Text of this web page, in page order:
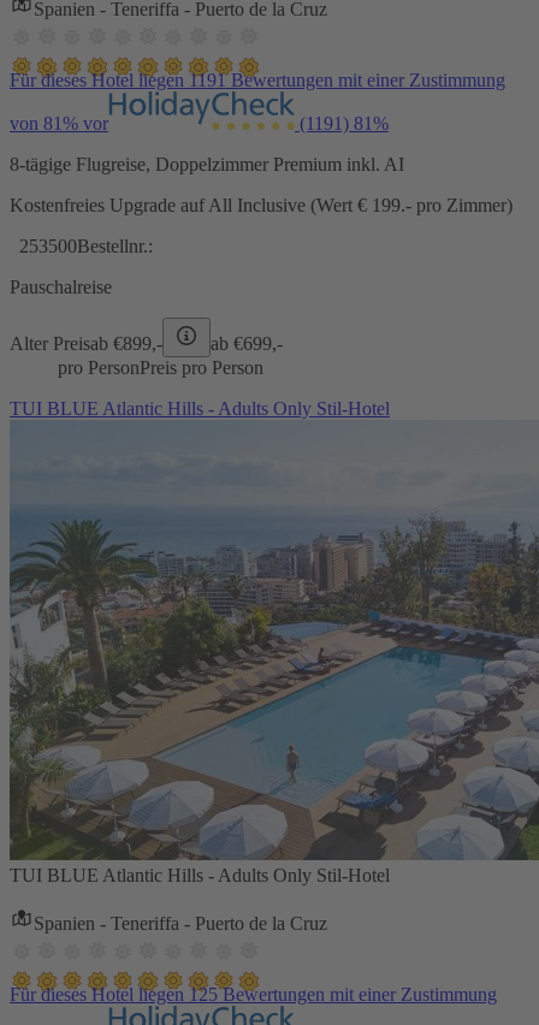
Spanien - Teneriffa - Puerto de la Cruz
Für dieses Hotel liegen 1191 Bewertungen mit einer Zustimmung
von 81% vor (1191) 81%
8-tägige Flugreise, Doppelzimmer Premium inkl. AI
Kostenfreies Upgrade auf All Inclusive (Wert € 199.- pro Zimmer)
253500Bestellnr.:
Pauschalreise
Alter Preisab €899,- ab €699,-
pro PersonPreis pro Person
TUI BLUE Atlantic Hills - Adults Only Stil-Hotel
TUI BLUE Atlantic Hills - Adults Only Stil-Hotel
Spanien - Teneriffa - Puerto de la Cruz
Für dieses Hotel liegen 125 Bewertungen mit einer Zustimmung